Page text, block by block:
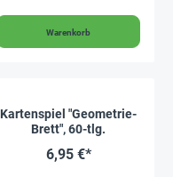
Warenkorb
Kartenspiel "Geometrie-
Brett", 60-tlg.
6,95 €*